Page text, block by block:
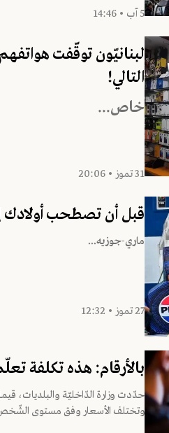
5 آب • 14:46
لبنانيّون توقّفت
التالي!
خاص...
31 تموز • 20:06
قبل أن تصطحب أولادك
ماري-جوزيه...
27 تموز • 12:32
بالأرقام: هذه تكلفة
حدّدت وزارة الدّاخليّة والبلديات،
وتختلف الأسعار وفق مستوى